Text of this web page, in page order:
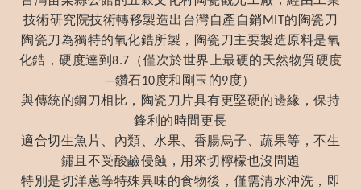
技術研究院技術轉移製造出台灣自產自銷MIT 的陶瓷刀
陶瓷刀為獨特的氧化鋯所製，陶瓷刀主要製造原料是氧
化鋯，硬度達到8.7
（僅次於世界上最硬的天然物質硬度
─鑽石10度和剛玉的9度）
與傳統的鋼刀相比，陶瓷刀片具有更堅硬的邊緣，保持
鋒利的時間更長
適合切生魚片、內類、水果、香腸烏子、蔬果等，不生
鏽且不受酸鹼侵蝕，用來切檸檬也沒問題
特別是切洋蔥等特殊異味的食物後，僅需清水沖洗，即